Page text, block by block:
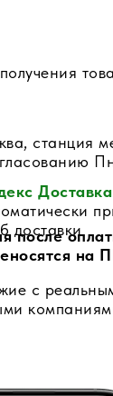
после
на
с
Доставка
доставки
станция